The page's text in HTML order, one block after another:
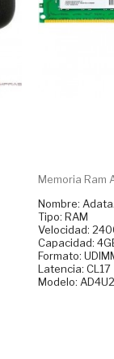
Memoria Ram
Nombre:
Tipo: RAM
Velocidad:
Capacidad:
Formato:
Latencia: CL17
Modelo: